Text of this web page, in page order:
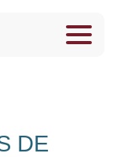
DE